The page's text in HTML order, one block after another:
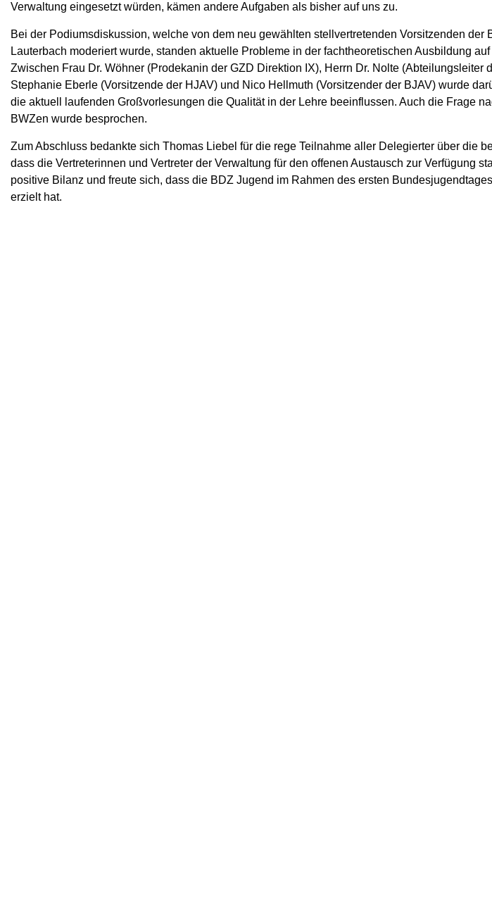
Verwaltung eingesetzt würden, kämen andere Aufgaben als bisher auf uns zu.
Bei der Podiumsdiskussion, welche von dem neu gewählten stellvertretenden Vorsitzenden der
Lauterbach moderiert wurde, standen aktuelle Probleme in der fachtheoretischen Ausbildung
Zwischen Frau Dr. Wöhner (Prodekanin der GZD Direktion IX), Herrn Dr. Nolte (Abteilungsleiter
Stephanie Eberle (Vorsitzende der HJAV) und Nico Hellmuth (Vorsitzender der BJAV) wurde
die aktuell laufenden Großvorlesungen die Qualität in der Lehre beeinflussen. Auch die Frage
BWZen wurde besprochen.
Zum Abschluss bedankte sich Thomas Liebel für die rege Teilnahme aller Delegierter über die
dass die Vertreterinnen und Vertreter der Verwaltung für den offenen Austausch zur Verfügung
positive Bilanz und freute sich, dass die BDZ Jugend im Rahmen des ersten
erzielt hat.